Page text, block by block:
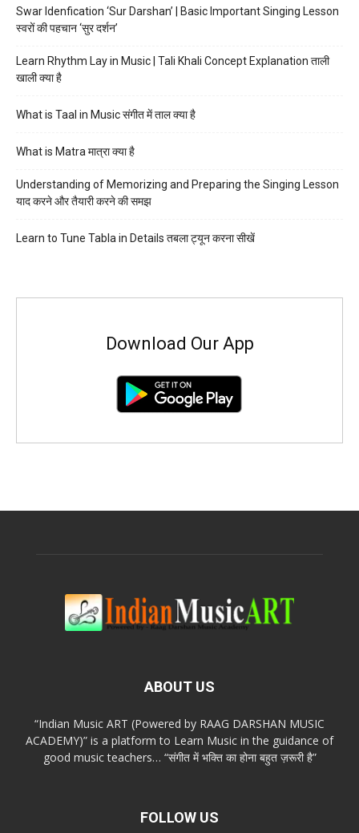
Swar Idenfication ‘Sur Darshan’ | Basic Important Singing Lesson
स्वरों की पहचान ‘सुर दर्शन’
Learn Rhythm Lay in Music | Tali Khali Concept Explanation ताली
खाली क्या है
What is Taal in Music संगीत में ताल क्या है
What is Matra मात्रा क्या है
Understanding of Memorizing and Preparing the Singing Lesson
याद करने और तैयारी करने की समझ
Learn to Tune Tabla in Details तबला ट्यून करना सीखें
Download Our App
ABOUT US
“Indian Music ART (Powered by RAAG DARSHAN MUSIC
ACADEMY)” is a platform to Learn Music in the guidance of
good music teachers… “संगीत में भक्ति का होना बहुत ज़रूरी है”
FOLLOW US